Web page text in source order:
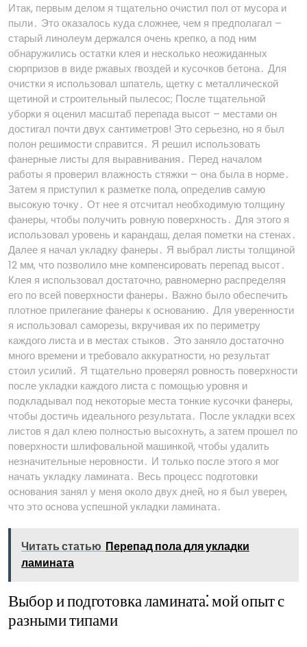
Итак, первым делом я тщательно очистил пол от мусора и
пыли․ Это оказалось куда сложнее, чем я предполагал –
старый линолеум держался очень крепко, а под ним
обнаружились остатки клея и несколько неожиданных
сюрпризов в виде ржавых гвоздей и кусочков бетона․ Для
очистки я использовал шпатель, щетку с металлической
щетиной и строительный пылесос; После тщательной
уборки я оценил масштаб перепада высот – местами он
достигал почти двух сантиметров! Это серьезно, но я был
полон решимости справится․ Я решил использовать
фанерные листы для выравнивания․ Перед началом
работы я проверил влажность стяжки – она была в норме․
Затем я приступил к разметке пола, определив самую
высокую точку․ От нее я отсчитал необходимую толщину
фанеры, чтобы получить ровную поверхность․ Для этого я
использовал уровень и карандаш, делая пометки на стенах․
Далее я начал укладку фанеры․ Я выбрал листы толщиной
12 мм, что позволило мне компенсировать перепад высот․
Клея я использовал достаточно, равномерно распределяя
его по всей поверхности фанеры․ Важно было обеспечить
плотное прилегание фанеры к основанию․ Для уверенности
я использовал саморезы, вкручивая их по периметру
каждого листа и в местах стыков․ Это заняло достаточно
много времени и требовало аккуратности, но результат
стоил усилий․ Я тщательно проверял ровность поверхности
после укладки каждого листа с помощью уровня и
подкладывал под некоторые места тонкие кусочки фанеры,
чтобы достичь идеального результата․ После укладки всех
листов я дал клею полностью высохнуть, а затем прошел по
поверхности шлифовальной машинкой, чтобы удалить
незначительные неровности․ И только после этого я мог
начать укладку ламината․ Весь процесс подготовки
основания занял у меня около двух дней, но я был уверен,
что это основа успешной укладки ламината․
Читать статью Перепад пола для укладки
ламината
Выбор и подготовка ламината⁚ мой опыт с
разными типами